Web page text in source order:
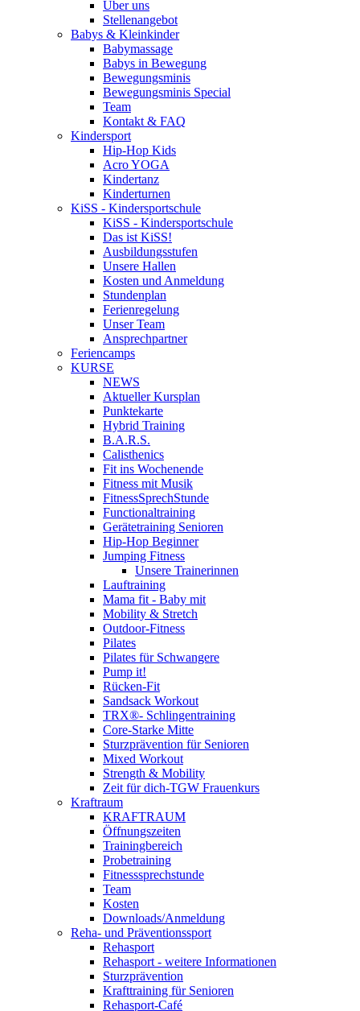
Über uns
Stellenangebot
Babys & Kleinkinder
Babymassage
Babys in Bewegung
Bewegungsminis
Bewegungsminis Special
Team
Kontakt & FAQ
Kindersport
Hip-Hop Kids
Acro YOGA
Kindertanz
Kinderturnen
KiSS - Kindersportschule
KiSS - Kindersportschule
Das ist KiSS!
Ausbildungsstufen
Unsere Hallen
Kosten und Anmeldung
Stundenplan
Ferienregelung
Unser Team
Ansprechpartner
Feriencamps
KURSE
NEWS
Aktueller Kursplan
Punktekarte
Hybrid Training
B.A.R.S.
Calisthenics
Fit ins Wochenende
Fitness mit Musik
FitnessSprechStunde
Functionaltraining
Gerätetraining Senioren
Hip-Hop Beginner
Jumping Fitness
Unsere Trainerinnen
Lauftraining
Mama fit - Baby mit
Mobility & Stretch
Outdoor-Fitness
Pilates
Pilates für Schwangere
Pump it!
Rücken-Fit
Sandsack Workout
TRX®- Schlingentraining
Core-Starke Mitte
Sturzprävention für Senioren
Mixed Workout
Strength & Mobility
Zeit für dich-TGW Frauenkurs
Kraftraum
KRAFTRAUM
Öffnungszeiten
Trainingbereich
Probetraining
Fitnesssprechstunde
Team
Kosten
Downloads/Anmeldung
Reha- und Präventionssport
Rehasport
Rehasport - weitere Informationen
Sturzprävention
Krafttraining für Senioren
Rehasport-Café